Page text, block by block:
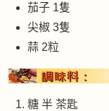
茄子 1隻
尖椒 3隻
蒜 2粒
糖 半 茶匙